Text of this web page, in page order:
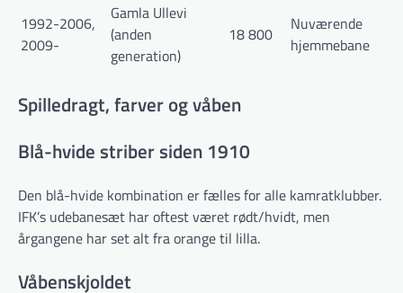
1992-2006,
2009-
Gamla Ullevi
(anden
generation)
18 800
Nuværende
hjemmebane
Spilledragt, farver og våben
Blå-hvide striber siden 1910
Den blå-hvide kombination er fælles for alle kamratklubber.
IFK’s udebanesæt har oftest været rødt/hvidt, men
årgangene har set alt fra orange til lilla.
Våbenskjoldet